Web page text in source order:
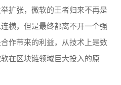
扩张，微软的王者归来不再是
横，但是最终都离不开一个强
作带来的利益，从技术上是数
在区块链领域巨大投入的原